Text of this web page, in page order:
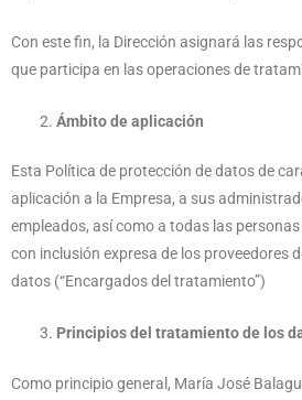
Con este fin, la Dirección asignará las
que participa en las operaciones de
Ámbito de aplicación
Esta Política de protección de datos de
aplicación a la Empresa, a sus
empleados, así como a todas las
con inclusión expresa de los proveedores
datos (“Encargados del tratamiento”)
Principios del tratamiento de los
Como principio general, María José